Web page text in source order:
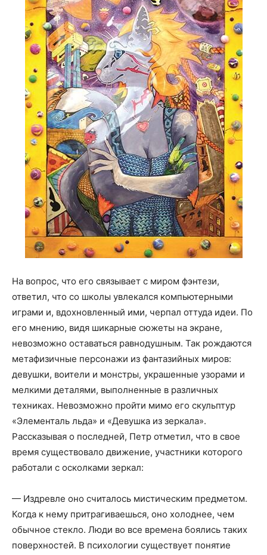
На вопрос, что его связывает с миром фэнтези,
ответил, что со школы увлекался компьютерными
играми и, вдохновленный ими, черпал оттуда идеи. По
его мнению, видя шикарные сюжеты на экране,
невозможно оставаться равнодушным. Так рождаются
метафизичные персонажи из фантазийных миров:
девушки, воители и монстры, украшенные узорами и
мелкими деталями, выполненные в различных
техниках. Невозможно пройти мимо его скульптур
«Элементаль льда» и «Девушка из зеркала».
Рассказывая о последней, Петр отметил, что в свое
время существовало движение, участники которого
работали с осколками зеркал:
— Издревле оно считалось мистическим предметом.
Когда к нему притрагиваешься, оно холоднее, чем
обычное стекло. Люди во все времена боялись таких
поверхностей. В психологии существует понятие